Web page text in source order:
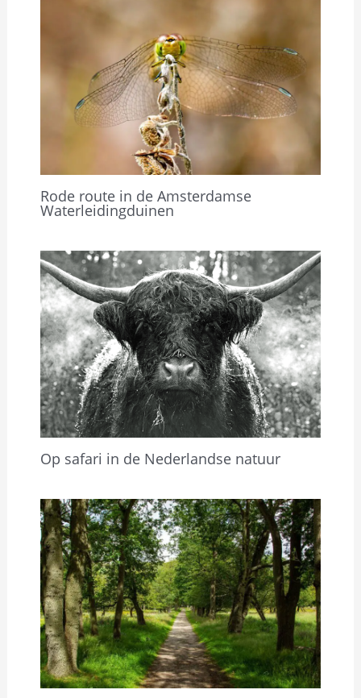
Rode route in de Amsterdamse
Waterleidingduinen
Op safari in de Nederlandse natuur